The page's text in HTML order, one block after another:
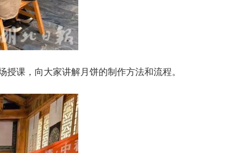
课，向大家讲解月饼的制作方法和流程。